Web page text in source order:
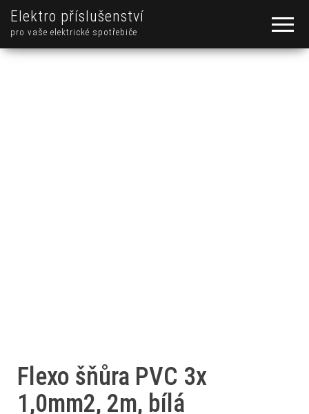
Elektro příslušenství
pro vaše elektrické spotřebiče
Flexo šňůra PVC 3x
1,0mm2, 2m, bílá